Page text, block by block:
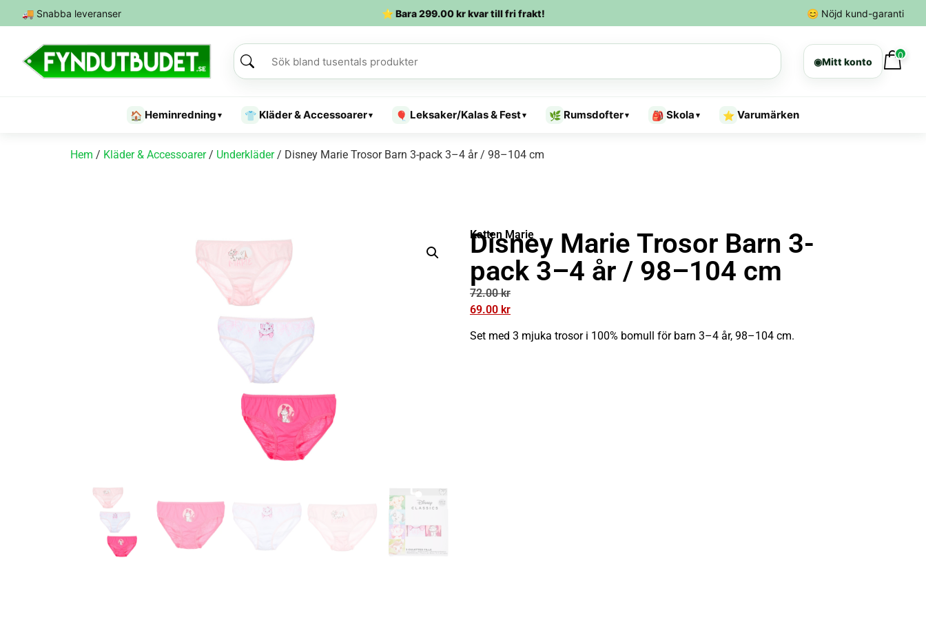
🚚 Snabba leveranser ⭐ Bara299.00krkvar till fri frakt! 😊 Nöjd kund-garanti
◉Mitt konto
0
🏠 Heminredning ▾ 👕 Kläder & Accessoarer▾ 🎈 Leksaker/Kalas & Fest▾ 🌿 Rumsdofter▾ 🎒 Skola ▾ ⭐ Varumärken
Hem / Kläder & Accessoarer/ Underkläder/ Disney Marie Trosor Barn 3-pack 3–4 år / 98–104 cm
Katten Marie
Disney Marie Trosor Barn 3-
pack 3–4 år / 98–104 cm
72.00kr
69.00 kr
Set med 3 mjuka trosor i 100% bomull för barn 3–4 år, 98–104 cm.